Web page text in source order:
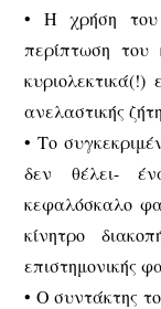
• Η χρήση του
περίπτωση του
ανελαστικής
• Το
δεν θέλει-
κεφαλόσκαλο
κίνητρο
επιστημονικής
• Ο συντάκτης